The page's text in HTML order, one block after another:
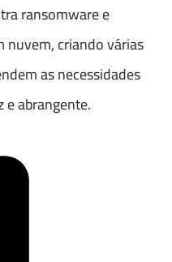
ransomware e
nuvem, criando várias
as necessidades
abrangente.